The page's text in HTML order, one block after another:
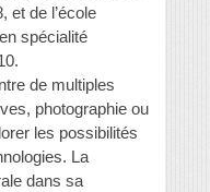
et de l’école
spécialité
de multiples
photographie ou
les possibilités
La
dans sa